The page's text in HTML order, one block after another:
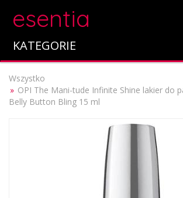
esentia
KATEGORIE
Wszystko
OPI The Mani-tude Infinite Shine lakier do
Belly Button Bling 15 ml